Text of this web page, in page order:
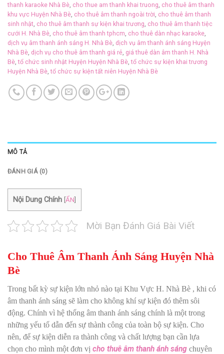
thanh karaoke Nhà Bè cho thue am thanh khai truong cho thuê âm thanh
khu vực Huyện Nhà Bè cho thuê âm thanh ngoài trời cho thuê âm thanh
sinh nhật cho thuê âm thanh sự kiện khai trương cho thuê âm thanh tiệc
cưới H. Nhà Bè cho thuê âm thanh tphcm cho thuê dàn nhạc karaoke
dịch vụ âm thanh ánh sáng H. Nhà Bè dịch vụ âm thanh ánh sáng Huyện
Nhà Bè dịch vụ cho thuê âm thanh giá rẻ giá thuê dàn âm thanh H. Nhà
Bè ,tổ chức sinh nhật Huyện Huyện Nhà Bè ,tổ chức sự kiện khai trương
Huyện Nhà Bè ,tổ chức sự kiện tất niên Huyện Nhà Bè
MÔ TẢ
ĐÁNH GIÁ (0)
Nội Dung Chính ẨN
Mời Bạn Đánh Giá Bài Viết
Cho Thuê Âm Thanh Ánh Sáng Huyện Nhà
Bè
Trong bất kỳ sự kiện lớn nhỏ nào tại Khu Vực H. Nhà Bè , khi có
âm thanh ánh sáng sẽ làm cho không khí sự kiện đó thêm sôi
động. Chính vì hệ thống âm thanh ánh sáng chính là một trong
những yếu tố dẫn đến sự thành công của toàn bộ sự kiện. Cho
nên, để sự kiện diễn ra thành công và chất lượng bạn cần lựa
chọn cho mình một đơn vị cho thuê âm thanh ánh sáng chuyên